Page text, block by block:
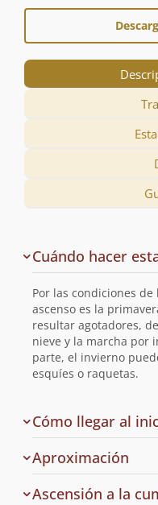
de
la
ruta
Cuándo hacer
Por las condiciones
ascenso es la
resultar agotadores,
nieve y la marcha por
parte, el invierno
esquíes o raquetas.
Cómo llegar al
Aproximación
Ascensión a la